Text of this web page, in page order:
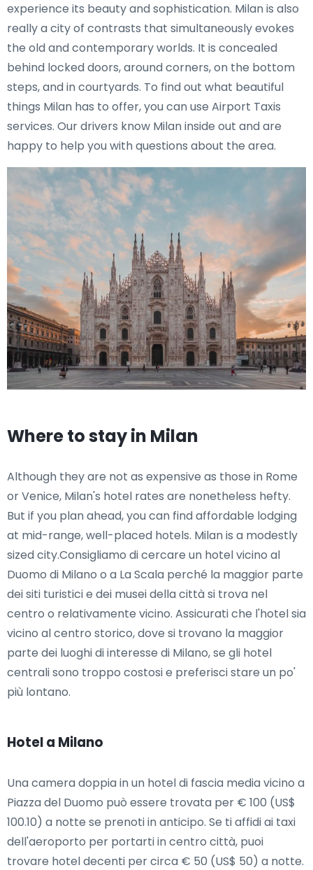
experience its beauty and sophistication. Milan is also
really a city of contrasts that simultaneously evokes
the old and contemporary worlds. It is concealed
behind locked doors, around corners, on the bottom
steps, and in courtyards. To find out what beautiful
things Milan has to offer, you can use Airport Taxis
services. Our drivers know Milan inside out and are
happy to help you with questions about the area.
Where to stay in Milan
Although they are not as expensive as those in Rome
or Venice, Milan's hotel rates are nonetheless hefty.
But if you plan ahead, you can find affordable lodging
at mid-range, well-placed hotels. Milan is a modestly
sized city.Consigliamo di cercare un hotel vicino al
Duomo di Milano o a La Scala perché la maggior parte
dei siti turistici e dei musei della città si trova nel
centro o relativamente vicino. Assicurati che l'hotel sia
vicino al centro storico, dove si trovano la maggior
parte dei luoghi di interesse di Milano, se gli hotel
centrali sono troppo costosi e preferisci stare un po'
più lontano.
Hotel a Milano
Una camera doppia in un hotel di fascia media vicino a
Piazza del Duomo può essere trovata per € 100 (US$
100.10) a notte se prenoti in anticipo. Se ti affidi ai taxi
dell'aeroporto per portarti in centro città, puoi
trovare hotel decenti per circa € 50 (US$ 50) a notte.